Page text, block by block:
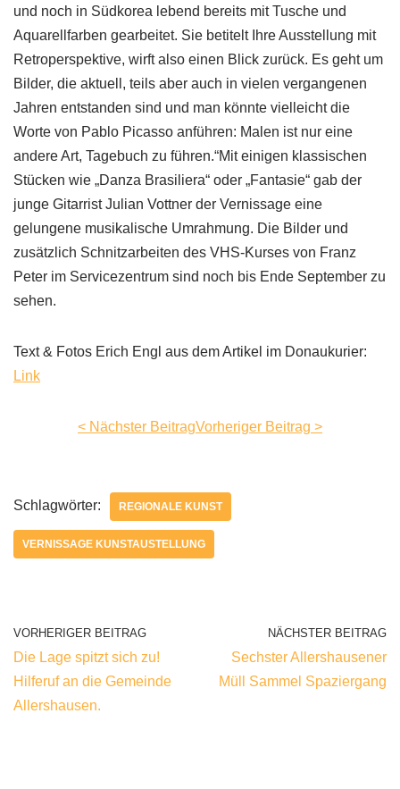
und noch in Südkorea lebend bereits mit Tusche und
Aquarellfarben gearbeitet. Sie betitelt Ihre Ausstellung mit
Retroperspektive, wirft also einen Blick zurück. Es geht um
Bilder, die aktuell, teils aber auch in vielen vergangenen
Jahren entstanden sind und man könnte vielleicht die
Worte von Pablo Picasso anführen: Malen ist nur eine
andere Art, Tagebuch zu führen.“Mit einigen klassischen
Stücken wie „Danza Brasiliera“ oder „Fantasie“ gab der
junge Gitarrist Julian Vottner der Vernissage eine
gelungene musikalische Umrahmung. Die Bilder und
zusätzlich Schnitzarbeiten des VHS-Kurses von Franz
Peter im Servicezentrum sind noch bis Ende September zu
sehen.
Text & Fotos Erich Engl aus dem Artikel im Donaukurier:
Link
< Nächster BeitragVorheriger Beitrag >
Schlagwörter: REGIONALE KUNST
VERNISSAGE KUNSTAUSTELLUNG
VORHERIGER BEITRAG
Die Lage spitzt sich zu!
Hilferuf an die Gemeinde
Allershausen.
NÄCHSTER BEITRAG
Sechster Allershausener
Müll Sammel Spaziergang